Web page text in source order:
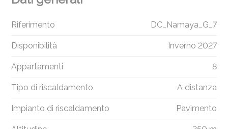
Riferimento DC_Namaya_G_7
Disponibilità Inverno 2027
Appartamenti 8
Tipo di riscaldamento A distanza
Impianto di riscaldamento Pavimento